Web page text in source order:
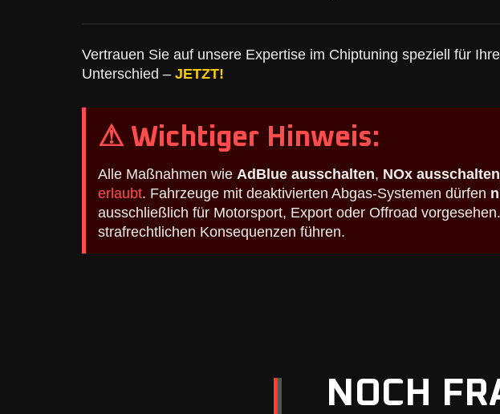
Vertrauen Sie auf unsere Expertise im Chiptuning speziell für
Unterschied – JETZT!
⚠ Wichtiger Hinweis:
Alle Maßnahmen wie AdBlue ausschalten, NOx ausschalten
erlaubt. Fahrzeuge mit deaktivierten Abgas-Systemen dürfen
ausschließlich für Motorsport, Export oder Offroad
strafrechtlichen Konsequenzen führen.
NOCH